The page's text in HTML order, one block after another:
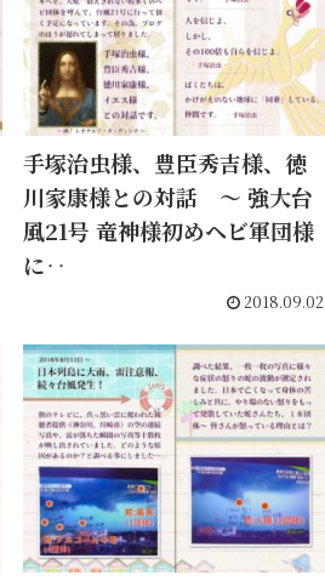
手塚治虫様、豊臣秀吉様、徳
川家康様との対話 〜 強大台
風21号 竜神様初めヘビ軍団様
に‥
2018.09.02